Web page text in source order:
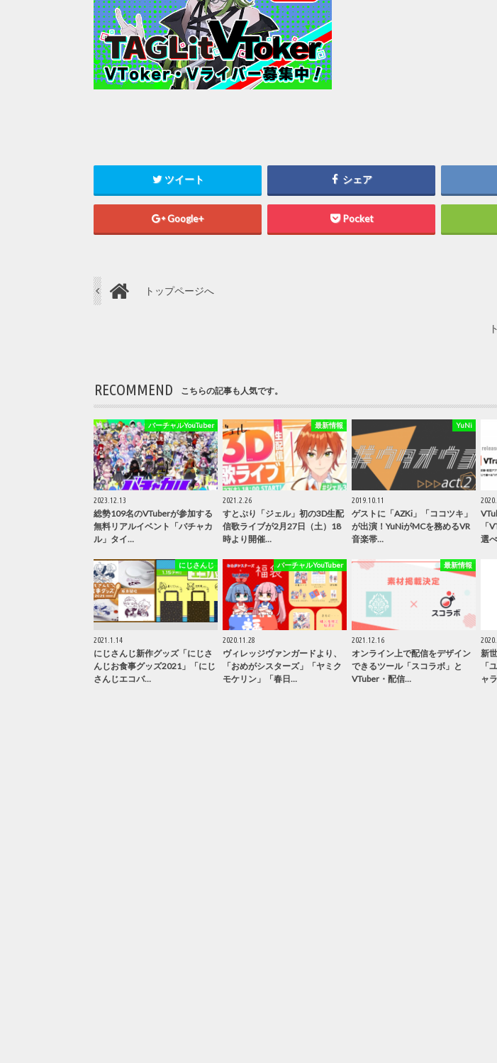
ツイート シェア
Google+ Pocket
トップページへ
RECOMMEND こちらの記事も人気です。
バーチャルYouTuber
2023.12.13
総勢109名のVTuberが参加する
無料リアルイベント「バチャカ
ル」タイ…
最新情報
2021.2.26
すとぷり「ジェル」初の3D生配
信歌ライブが2月27日（土）18
時より開催…
YuNi
2019.10.11
ゲストに「AZKi」「ココツキ」
が出演！YuNiがMCを務めるVR
音楽帯…
「
選
にじさんじ
2021.1.14
にじさんじ新作グッズ「にじさ
んじお食事グッズ2021」「にじ
さんじエコバ…
バーチャルYouTuber
2020.11.28
ヴィレッジヴァンガードより、
「おめがシスターズ」「ヤミク
モケリン」「春日…
最新情報
2021.12.16
オンライン上で配信をデザイン
できるツール「スコラボ」と
VTuber・配信…
新
「
ャ